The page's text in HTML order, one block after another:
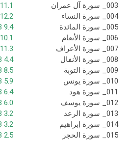
003_ سورة آل عمران
11.1 MB
004_ سورة النساء
12.2 MB
005_ سورة المائدة
9.4 MB
006_ سورة الأنعام
10.1 MB
007_ سورة الأعراف
11.3 MB
008_ سورة الأنفال
4.4 MB
009_ سورة التوبة
8.5 MB
010_ سورة يونس
5.9 MB
011_ سورة هود
6.4 MB
012_ سورة يوسف
6.0 MB
013_ سورة الرعد
3.2 MB
014_ سورة إبراهيم
3.2 MB
015_ سورة الحجر
2.5 MB